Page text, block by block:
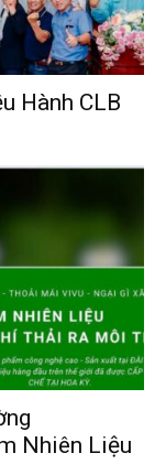
Hành CLB
Nhiên Liệu